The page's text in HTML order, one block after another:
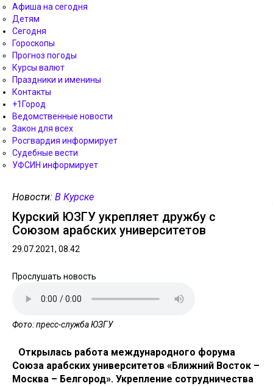
Афиша на сегодня
Детям
Сегодня
Гороскопы
Прогноз погоды
Курсы валют
Праздники и именины
Контакты
+1Город
Ведомственные новости
Закон для всех
Росгвардия информирует
Судебные вести
УФСИН информирует
Новости: В Курске
Курский ЮЗГУ укрепляет дружбу с
Союзом арабских университетов
29.07.2021, 08.42
Прослушать новость
Фото: пресс-служба ЮЗГУ
Открылась работа международного форума
Союза арабских университетов «Ближний Восток –
Москва – Белгород». Укрепление сотрудничества